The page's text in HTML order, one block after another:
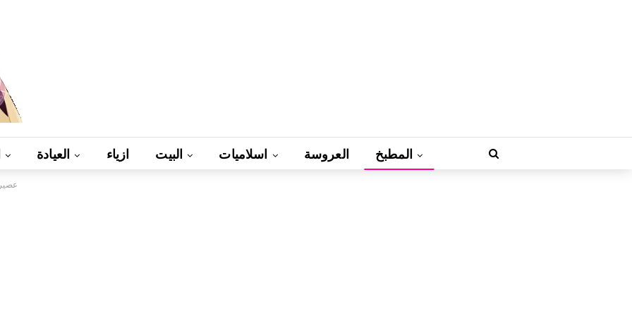
العيادة ازياء البيت اسلاميات العروسة المطبخ
عصير